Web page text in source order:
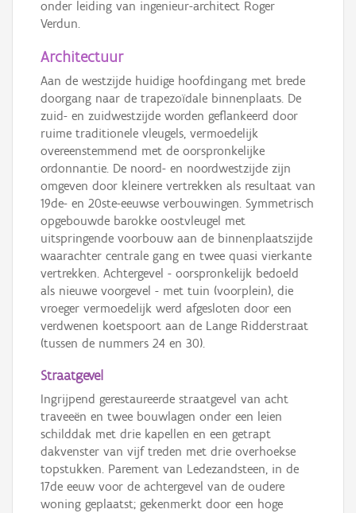
onder leiding van ingenieur-architect Roger
Verdun.
Architectuur
Aan de westzijde huidige hoofdingang met brede
doorgang naar de trapezoïdale binnenplaats. De
zuid- en zuidwestzijde worden geflankeerd door
ruime traditionele vleugels, vermoedelijk
overeenstemmend met de oorspronkelijke
ordonnantie. De noord- en noordwestzijde zijn
omgeven door kleinere vertrekken als resultaat van
19de- en 20ste-eeuwse verbouwingen. Symmetrisch
opgebouwde barokke oostvleugel met
uitspringende voorbouw aan de binnenplaatszijde
waarachter centrale gang en twee quasi vierkante
vertrekken. Achtergevel - oorspronkelijk bedoeld
als nieuwe voorgevel - met tuin (voorplein), die
vroeger vermoedelijk werd afgesloten door een
verdwenen koetspoort aan de Lange Ridderstraat
(tussen de nummers 24 en 30).
Straatgevel
Ingrijpend gerestaureerde straatgevel van acht
traveeën en twee bouwlagen onder een leien
schilddak met drie kapellen en een getrapt
dakvenster van vijf treden met drie overhoekse
topstukken. Parement van Ledezandsteen, in de
17de eeuw voor de achtergevel van de oudere
woning geplaatst; gekenmerkt door een hoge